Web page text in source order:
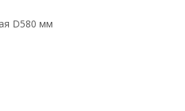
D580 мм